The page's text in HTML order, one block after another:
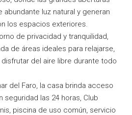
luz natural y generan
los espacios exteriores.
de privacidad y tranquilidad,
de áreas ideales para relajarse,
del aire libre durante todo
del Faro, la casa brinda acceso
seguridad las 24 horas, Club
piscina de uso común, servicio